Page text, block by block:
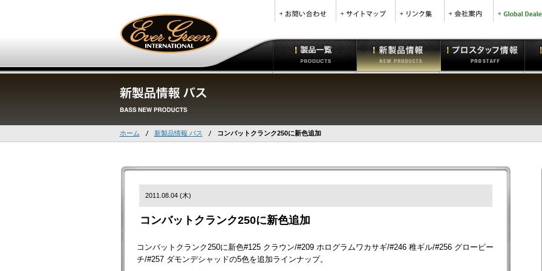
ホーム 新製品情報 バス コンバットクランク250に新色追加
2011.08.04 (木)
コンバットクランク250に新色追加
コンバットクランク250に新色#125 クラウン/#209 ホログラムワカサギ/#246 稚ギル/#256 グローピー
チ/#257 ダモンデシャッドの5色を追加ラインナップ。